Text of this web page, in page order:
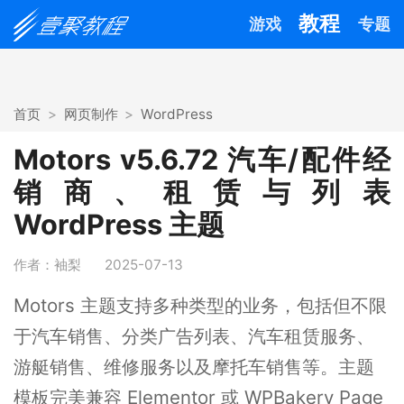
游戏 教程 专题
首页 网页制作 WordPress
Motors v5.6.72 汽车/配件经
销商、租赁与列表
WordPress 主题
作者：袖梨 2025-07-13
Motors 主题支持多种类型的业务，包括但不限
于汽车销售、分类广告列表、汽车租赁服务、
游艇销售、维修服务以及摩托车销售等。主题
模板完美兼容 Elementor 或 WPBakery Page